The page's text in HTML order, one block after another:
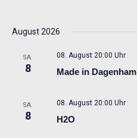
August 2026
SA.
8 Made in Dagenham
08. August 20:00 Uhr
SA.
8 H2O
08. August 20:00 Uhr